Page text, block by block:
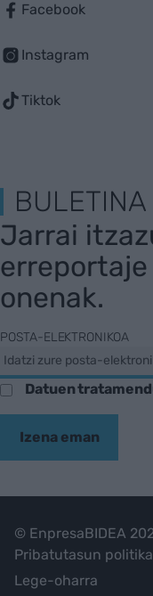
Facebook
Instagram
Tiktok
BULETINA
Jarrai
onenak.
POSTA-ELEKTRONIKOA
Datuen
Izena eman
© EnpresaBIDEA
Pribatutasun politika
Lege-oharra